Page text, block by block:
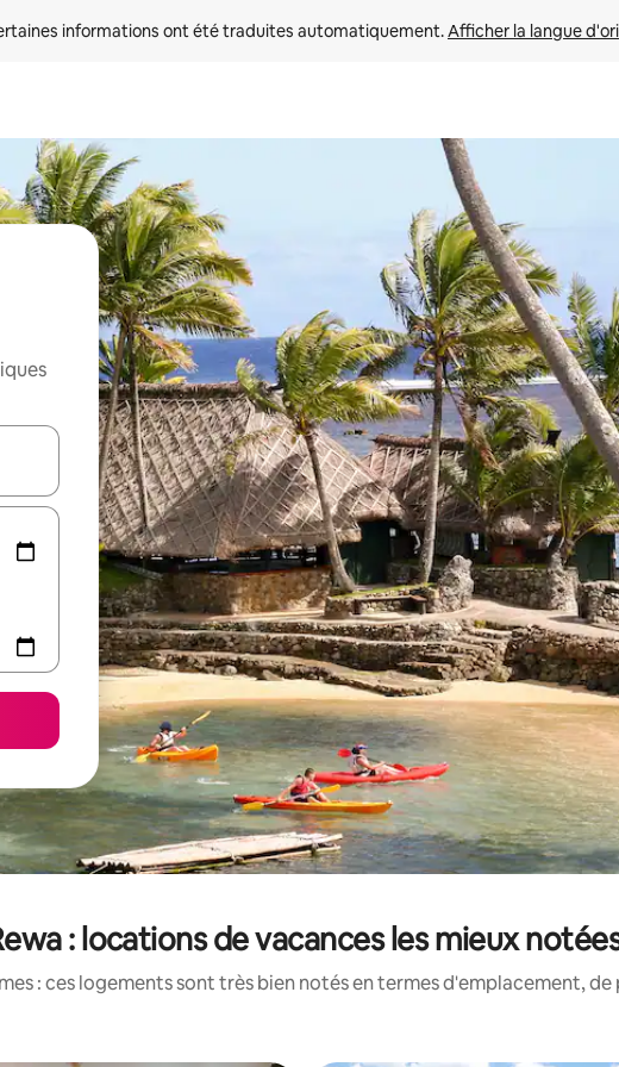
informations ont été traduites automatiquement. Afficher la langue
vers le haut et vers le bas pour les parcourir ou en appuyant et en faisant
: locations de vacances les mieux
: ces logements sont très bien notés en termes d'emplacement,